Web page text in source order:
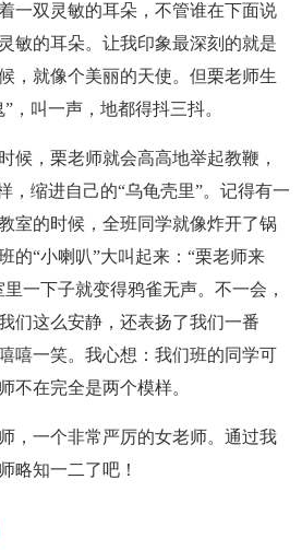
一双灵敏的耳朵，不管谁在下面说
敏的耳朵。让我印象最深刻的就是
，就像个美丽的天使。但栗老师生
，叫一声，地都得抖三抖。
候，栗老师就会高高地举起教鞭，
，缩进自己的“乌龟壳里”。记得有一
室的时候，全班同学就像炸开了锅
“小喇叭”大叫起来：“栗老师来
一下子就变得鸦雀无声。不一会，
们这么安静，还表扬了我们一番
嘻一笑。我心想：我们班的同学可
不在完全是两个模样。
，一个非常严厉的女老师。通过我
略知一二了吧！